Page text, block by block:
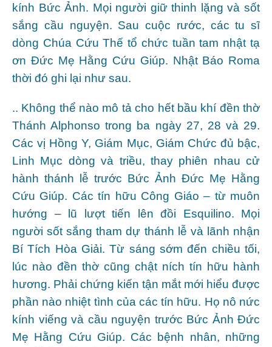
kính Bức Ảnh. Mọi người giữ thinh lặng và sốt
sắng cầu nguyện. Sau cuộc rước, các tu sĩ
dòng Chúa Cứu Thế tổ chức tuần tam nhật tạ
ơn Đức Mẹ Hằng Cứu Giúp. Nhật Báo Roma
thời đó ghi lại như sau.
.. Không thể nào mô tả cho hết bầu khí đền thờ
Thánh Alphonso trong ba ngày 27, 28 và 29.
Các vị Hồng Y, Giám Mục, Giám Chức đủ bậc,
Linh Mục dòng và triều, thay phiên nhau cử
hành thánh lễ trước Bức Ảnh Đức Mẹ Hằng
Cứu Giúp. Các tín hữu Công Giáo – từ muôn
hướng – lũ lượt tiến lên đồi Esquilino. Mọi
người sốt sắng tham dự thánh lễ và lãnh nhận
Bí Tích Hòa Giải. Từ sáng sớm đến chiều tối,
lúc nào đền thờ cũng chật ních tín hữu hành
hương. Phải chứng kiến tận mắt mới hiểu được
phần nào nhiệt tình của các tín hữu. Họ nô nức
kính viếng và cầu nguyện trước Bức Ảnh Đức
Mẹ Hằng Cứu Giúp. Các bệnh nhân, những